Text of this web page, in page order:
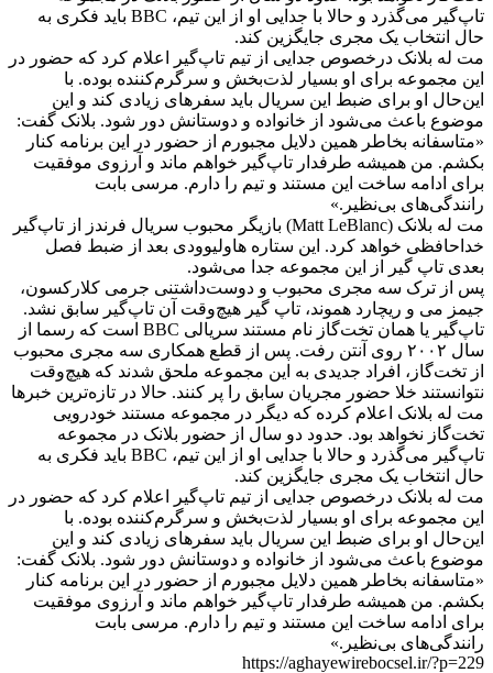
تاپ‌گیر می‌گذرد و حالا با جدایی او از این تیم، BBC باید فکری به
حال انتخاب یک مجری جایگزین کند.
مت له بلانک درخصوص جدایی از تیم تاپ‌گیر اعلام کرد که حضور در
این مجموعه برای او بسیار لذت‌بخش و سرگرم‌کننده بوده. با
این‌حال او برای ضبط این سریال باید سفرهای زیادی کند و این
موضوع باعث می‌شود از خانواده و دوستانش دور شود. بلانک گفت:
«متاسفانه بخاطر همین دلایل مجبورم از حضور در این برنامه کنار
بکشم. من همیشه طرفدار تاپ‌گیر خواهم ماند و آرزوی موفقیت
برای ادامه ساخت این مستند و تیم را دارم. مرسی بابت
رانندگی‌های بی‌نظیر.»
مت له بلانک (Matt LeBlanc) بازیگر محبوب سریال فرندز از تاپ‌گیر
خداحافظی خواهد کرد. این ستاره هاولیوودی بعد از ضبط فصل
بعدی تاپ گیر از این مجموعه جدا می‌شود.
پس از ترک سه مجری محبوب و دوست‌داشتنی جرمی کلارکسون،
جیمز می و ریچارد هموند، تاپ گیر هیچ‌وقت آن تاپ‌گیر سابق نشد.
تاپ‌گیر یا همان تخت‌گاز نام مستند سریالی BBC است که رسما از
سال ۲۰۰۲ روی آنتن رفت. پس از قطع همکاری سه مجری محبوب
از تخت‌گاز، افراد جدیدی به این مجموعه ملحق شدند که هیچ‌وقت
نتوانستند خلا حضور مجریان سابق را پر کنند. حالا در تازه‌ترین خبرها
مت له بلانک اعلام کرده که دیگر در مجموعه مستند خودرویی
تخت‌گاز نخواهد بود. حدود دو سال از حضور بلانک در مجموعه
تاپ‌گیر می‌گذرد و حالا با جدایی او از این تیم، BBC باید فکری به
حال انتخاب یک مجری جایگزین کند.
مت له بلانک درخصوص جدایی از تیم تاپ‌گیر اعلام کرد که حضور در
این مجموعه برای او بسیار لذت‌بخش و سرگرم‌کننده بوده. با
این‌حال او برای ضبط این سریال باید سفرهای زیادی کند و این
موضوع باعث می‌شود از خانواده و دوستانش دور شود. بلانک گفت:
«متاسفانه بخاطر همین دلایل مجبورم از حضور در این برنامه کنار
بکشم. من همیشه طرفدار تاپ‌گیر خواهم ماند و آرزوی موفقیت
برای ادامه ساخت این مستند و تیم را دارم. مرسی بابت
رانندگی‌های بی‌نظیر.»
https://aghayewirebocsel.ir/?p=229